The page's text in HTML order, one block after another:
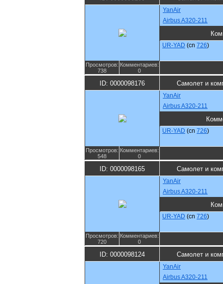
YanAir
Airbus A320-211
UR-YAD (cn 726)
Просмотров:
738
Комментариев:
0
ID: 0000098176 Самолет и
YanAir
Airbus A320-211
UR-YAD (cn 726)
Просмотров:
548
Комментариев:
0
ID: 0000098165 Самолет и
YanAir
Airbus A320-211
UR-YAD (cn 726)
Просмотров:
720
Комментариев:
0
ID: 0000098124 Самолет и
YanAir
Airbus A320-211